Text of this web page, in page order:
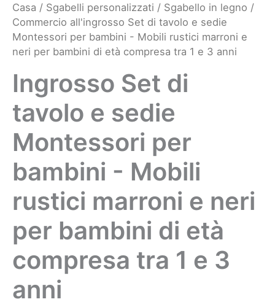
Casa / Sgabelli personalizzati / Sgabello in legno /
Commercio all'ingrosso Set di tavolo e sedie
Montessori per bambini - Mobili rustici marroni e
neri per bambini di età compresa tra 1 e 3 anni
Ingrosso Set di
tavolo e sedie
Montessori per
bambini - Mobili
rustici marroni e neri
per bambini di età
compresa tra 1 e 3
anni